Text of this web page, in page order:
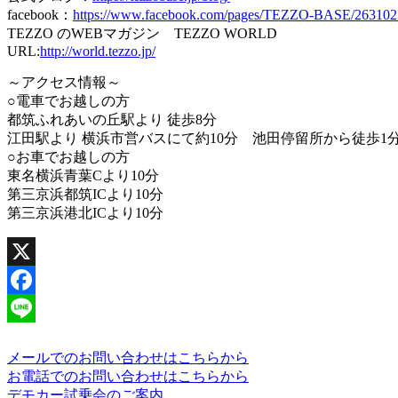
facebook： https://www.facebook.com/pages/TEZZO-BASE/
TEZZO のWEBマガジン TEZZO WORLD
URL:http://world.tezzo.jp/
～アクセス情報～
○電車でお越しの方
都筑ふれあいの丘駅より 徒歩8分
江田駅より 横浜市営バスにて約10分 池田停留所から徒歩1
○お車でお越しの方
東名横浜青葉Cより10分
第三京浜都筑ICより10分
第三京浜港北ICより10分
X
Facebook
メールでのお問い合わせはこちらから
お電話でのお問い合わせはこちらから